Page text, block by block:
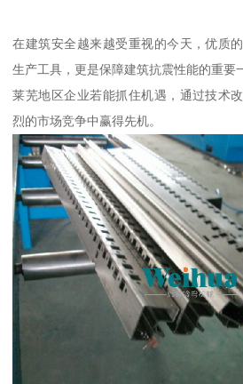
在建筑安全越来越受重视的今天，优质
生产工具，更是保障建筑抗震性能的重要
莱芜地区企业若能抓住机遇，通过技术
烈的市场竞争中赢得先机。